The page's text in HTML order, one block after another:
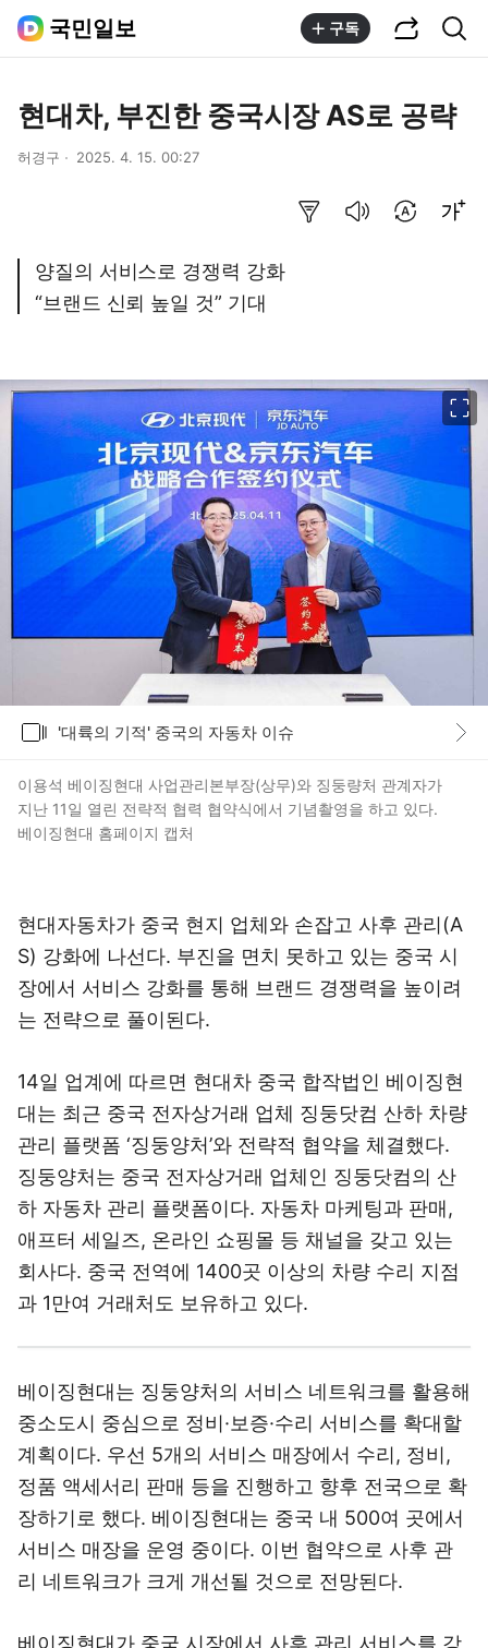
국민일보 구독
현대차, 부진한 중국시장 AS로 공략
허경구 2025. 4. 15. 00:27
양질의 서비스로 경쟁력 강화
“브랜드 신뢰 높일 것” 기대
'대륙의 기적' 중국의 자동차 이슈
이용석 베이징현대 사업관리본부장(상무)와 징둥량처 관계자가
지난 11일 열린 전략적 협력 협약식에서 기념촬영을 하고 있다.
베이징현대 홈페이지 캡처
현대자동차가 중국 현지 업체와 손잡고 사후 관리(A
S) 강화에 나선다. 부진을 면치 못하고 있는 중국 시
장에서 서비스 강화를 통해 브랜드 경쟁력을 높이려
는 전략으로 풀이된다.
14일 업계에 따르면 현대차 중국 합작법인 베이징현
대는 최근 중국 전자상거래 업체 징둥닷컴 산하 차량
관리 플랫폼 ‘징둥양처’와 전략적 협약을 체결했다.
징둥양처는 중국 전자상거래 업체인 징둥닷컴의 산
하 자동차 관리 플랫폼이다. 자동차 마케팅과 판매,
애프터 세일즈, 온라인 쇼핑몰 등 채널을 갖고 있는
회사다. 중국 전역에 1400곳 이상의 차량 수리 지점
과 1만여 거래처도 보유하고 있다.
베이징현대는 징둥양처의 서비스 네트워크를 활용해
중소도시 중심으로 정비·보증·수리 서비스를 확대할
계획이다. 우선 5개의 서비스 매장에서 수리, 정비,
정품 액세서리 판매 등을 진행하고 향후 전국으로 확
장하기로 했다. 베이징현대는 중국 내 500여 곳에서
서비스 매장을 운영 중이다. 이번 협약으로 사후 관
리 네트워크가 크게 개선될 것으로 전망된다.
베이징현대가 중국 시장에서 사후 관리 서비스를 강